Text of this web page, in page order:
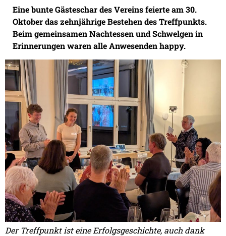
Eine bunte Gästeschar des Vereins feierte am 30.
Oktober das zehnjährige Bestehen des Treffpunkts.
Beim gemeinsamen Nachtessen und Schwelgen in
Erinnerungen waren alle Anwesenden happy.
Der Treffpunkt ist eine Erfolgsgeschichte, auch dank